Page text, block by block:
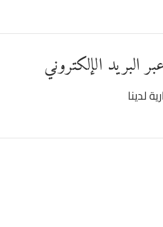
البريد الإلكتروني
لدينا